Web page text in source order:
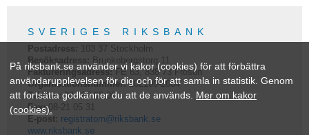
SVERIGES RIKSBANK
Postadress: 103 37 Stockholm
Besöksadress: Brunkebergstorg 11
Faktureringsadress:FE 63, 838 73 Frösön
Organisationsnummer:202100-2684
Telefon: 08-787 00 00
Fax:08-21 05 31
E-post: registratorn@riksbank.se
www.riksbank.se
På riksbank.se använder vi kakor (cookies) för att förbättra
användarupplevelsen för dig och för att samla in statistik. Genom
att fortsätta godkänner du att de används. Mer om kakor
(cookies).